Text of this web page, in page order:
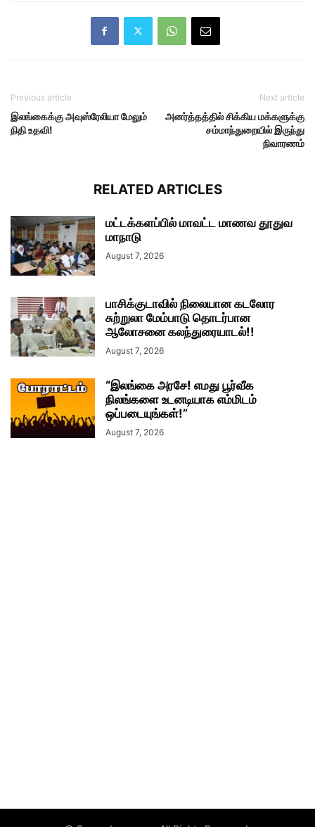
Previous article
இலங்கைக்கு அவுஸ்ரேலியா மேலும்
நிதி உதவி!
Next article
அனர்த்தத்தில் சிக்கிய மக்களுக்கு
சம்மாந்துறையில் இருந்து
நிவாரணம்
RELATED ARTICLES
மட்டக்களப்பில் மாவட்ட மாணவ தூதுவ
மாநாடு
August 7, 2026
பாசிக்குடாவில் நிலையான கடலோர
சுற்றுலா மேம்பாடு தொடர்பான
ஆலோசனை கலந்துரையாடல்!!
August 7, 2026
“இலங்கை அரசே! எமது பூர்வீக
நிலங்களை உடனடியாக எம்மிடம்
ஒப்படையுங்கள்!”
August 7, 2026